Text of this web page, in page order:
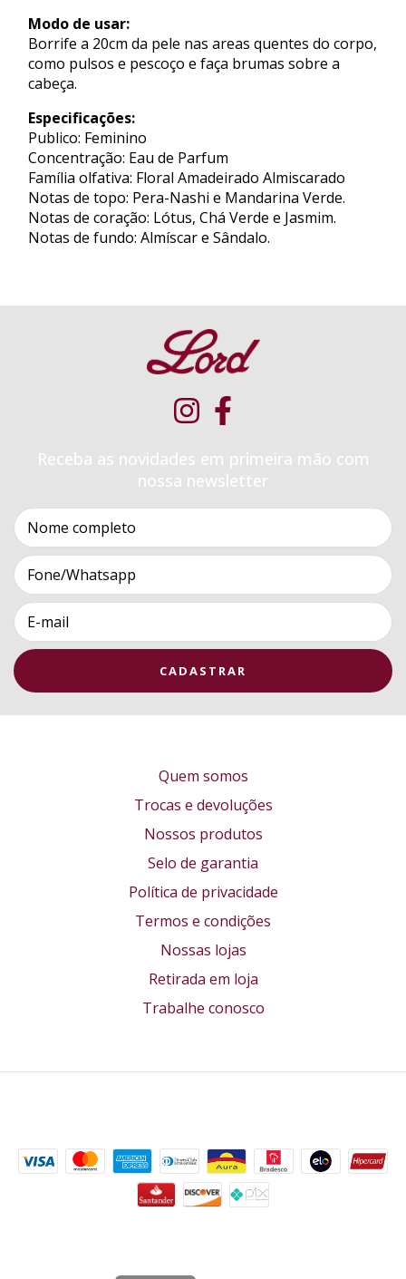
Modo de usar:
Borrife a 20cm da pele nas areas quentes do corpo,
como pulsos e pescoço e faça brumas sobre a
cabeça.
Especificações:
Publico: Feminino
Concentração: Eau de Parfum
Família olfativa: Floral Amadeirado Almiscarado
Notas de topo: Pera-Nashi e Mandarina Verde.
Notas de coração: Lótus, Chá Verde e Jasmim.
Notas de fundo: Almíscar e Sândalo.
Receba as novidades em primeira mão com
nossa newsletter
Quem somos
Trocas e devoluções
Nossos produtos
Selo de garantia
Política de privacidade
Termos e condições
Nossas lojas
Retirada em loja
Trabalhe conosco